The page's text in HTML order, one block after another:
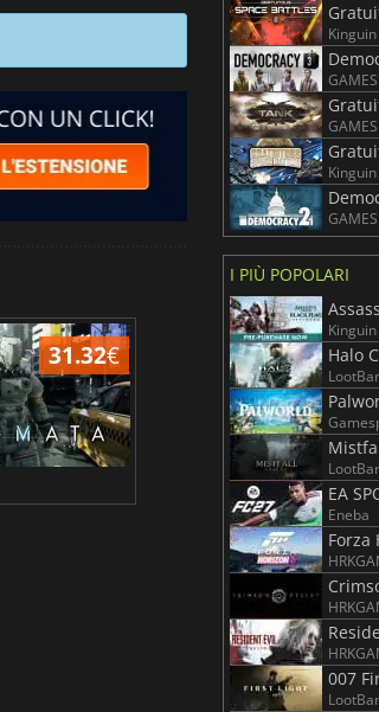
31.32€
Total War WARHAMMER 3
Kinguin
Kinguin
I PIÙ POPOLARI
Kinguin
Halo
LootBar
LootBar
EA
Eneba
Forza
007
LootBar